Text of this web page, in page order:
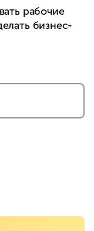
рабочие
бизнес-